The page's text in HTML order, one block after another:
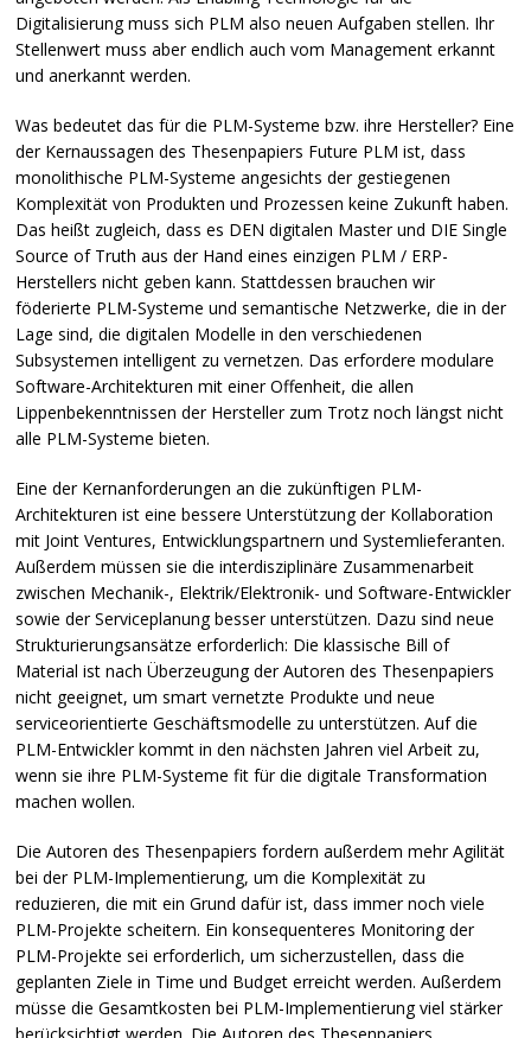
Digitalisierung muss sich PLM also neuen Aufgaben stellen. Ihr
Stellenwert muss aber endlich auch vom Management erkannt
und anerkannt werden.
Was bedeutet das für die PLM-Systeme bzw. ihre Hersteller? Eine
der Kernaussagen des Thesenpapiers Future PLM ist, dass
monolithische PLM-Systeme angesichts der gestiegenen
Komplexität von Produkten und Prozessen keine Zukunft haben.
Das heißt zugleich, dass es DEN digitalen Master und DIE Single
Source of Truth aus der Hand eines einzigen PLM / ERP-
Herstellers nicht geben kann. Stattdessen brauchen wir
föderierte PLM-Systeme und semantische Netzwerke, die in der
Lage sind, die digitalen Modelle in den verschiedenen
Subsystemen intelligent zu vernetzen. Das erfordere modulare
Software-Architekturen mit einer Offenheit, die allen
Lippenbekenntnissen der Hersteller zum Trotz noch längst nicht
alle PLM-Systeme bieten.
Eine der Kernanforderungen an die zukünftigen PLM-
Architekturen ist eine bessere Unterstützung der Kollaboration
mit Joint Ventures, Entwicklungspartnern und Systemlieferanten.
Außerdem müssen sie die interdisziplinäre Zusammenarbeit
zwischen Mechanik-, Elektrik/Elektronik- und Software-Entwickler
sowie der Serviceplanung besser unterstützen. Dazu sind neue
Strukturierungsansätze erforderlich: Die klassische Bill of
Material ist nach Überzeugung der Autoren des Thesenpapiers
nicht geeignet, um smart vernetzte Produkte und neue
serviceorientierte Geschäftsmodelle zu unterstützen. Auf die
PLM-Entwickler kommt in den nächsten Jahren viel Arbeit zu,
wenn sie ihre PLM-Systeme fit für die digitale Transformation
machen wollen.
Die Autoren des Thesenpapiers fordern außerdem mehr Agilität
bei der PLM-Implementierung, um die Komplexität zu
reduzieren, die mit ein Grund dafür ist, dass immer noch viele
PLM-Projekte scheitern. Ein konsequenteres Monitoring der
PLM-Projekte sei erforderlich, um sicherzustellen, dass die
geplanten Ziele in Time und Budget erreicht werden. Außerdem
müsse die Gesamtkosten bei PLM-Implementierung viel stärker